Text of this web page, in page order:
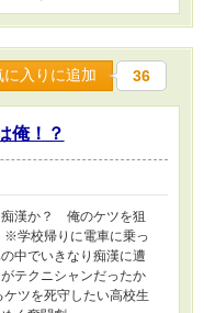
に入りに追加 36
俺！？
漢か？ 俺のケツを狙
学校帰りに電車に乗っ
中でいきなり痴漢に遭
テクニシャンだったか
ツを死守したい高校生